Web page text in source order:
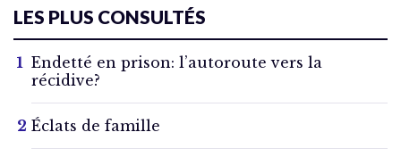
LES PLUS CONSULTÉS
Endetté en prison: l’autoroute vers la
récidive?
Éclats de famille